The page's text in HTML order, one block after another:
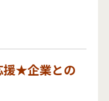
援★企業との